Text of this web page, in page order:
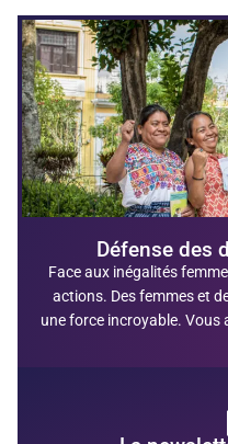
Défense des
Face aux inégalités
actions. Des femmes et
une force incroyable. Vous